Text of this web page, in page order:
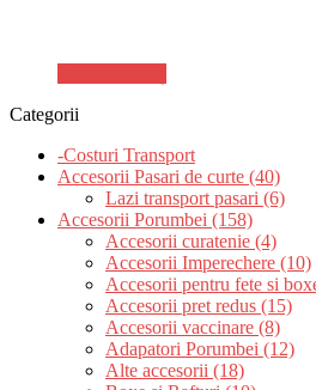
Categorii
-Costuri Transport
Accesorii Pasari de curte (40)
Lazi transport pasari (6)
Accesorii Porumbei (158)
Accesorii curatenie (4)
Accesorii Imperechere (10)
Accesorii pentru fete si
Accesorii pret redus (15)
Accesorii vaccinare (8)
Adapatori Porumbei (12)
Alte accesorii (18)